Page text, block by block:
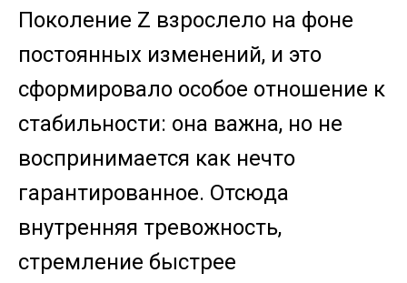
Поколение Z взрослело на фоне
постоянных изменений, и это
сформировало особое отношение к
стабильности: она важна, но не
воспринимается как нечто
гарантированное. Отсюда
внутренняя тревожность,
стремление быстрее